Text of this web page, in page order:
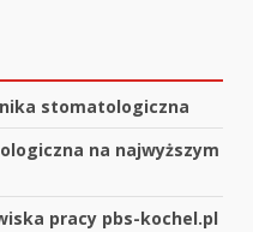
stomatologiczna
na najwyższym
pracy pbs-kochel.pl